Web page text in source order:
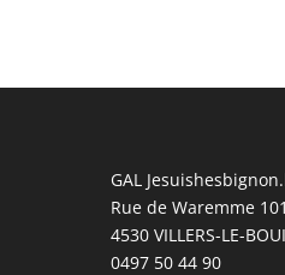
GAL
Rue de Waremme 101
4530 VILLERS-LE-
0497 50 44 90